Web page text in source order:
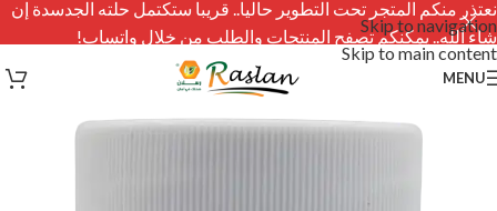
Skip to navigation
Skip to main content
نعتذر منكم المتجر تحت التطوير حاليا.. قريبا ستكتمل حلته الجدسدة إن
شاء الله.. يمكنكم تصفح المنتجات والطلب من خلال واتساب!
MENU